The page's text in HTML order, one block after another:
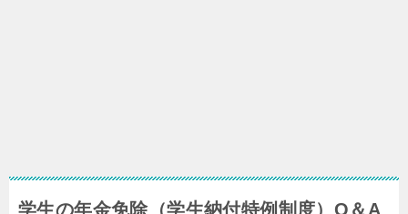
学生の年金免除（学生納付特例制度）Q＆A